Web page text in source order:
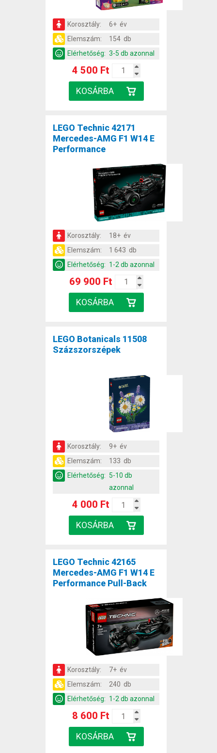
Korosztály:
6+ év
Elemszám:
154 db
Elérhetőség: 3-5 db azonnal
4 500 Ft
LEGO Technic 42171
Mercedes-AMG F1 W14 E
Performance
Korosztály:
18+ év
Elemszám:
1 643 db
Elérhetőség: 1-2 db azonnal
69 900 Ft
LEGO Botanicals 11508
Százszorszépek
Korosztály:
9+ év
Elemszám:
133 db
Elérhetőség: 5-10 db
azonnal
4 000 Ft
LEGO Technic 42165
Mercedes-AMG F1 W14 E
Performance Pull-Back
Korosztály:
7+ év
Elemszám:
240 db
Elérhetőség: 1-2 db azonnal
8 600 Ft